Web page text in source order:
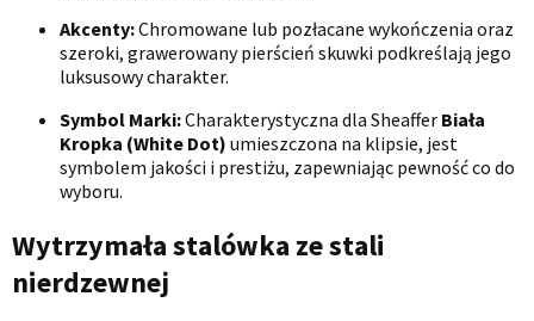
Akcenty:Chromowane lub pozłacane wykończenia oraz
szeroki, grawerowany pierścień skuwki podkreślają jego
luksusowy charakter.
Symbol Marki:Charakterystyczna dla Sheaffer Biała
Kropka (White Dot) umieszczona na klipsie, jest
symbolem jakości i prestiżu, zapewniając pewność co do
wyboru.
Wytrzymała stalówka ze stali
nierdzewnej